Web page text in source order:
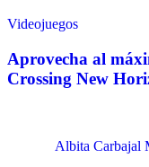
Videojuegos
Aprovecha al
Crossing New
Albita Carbajal